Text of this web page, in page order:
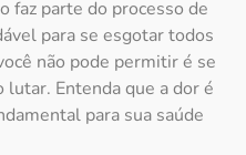
faz parte do processo de
para se esgotar todos
não pode permitir é se
Entenda que a dor é
para sua saúde